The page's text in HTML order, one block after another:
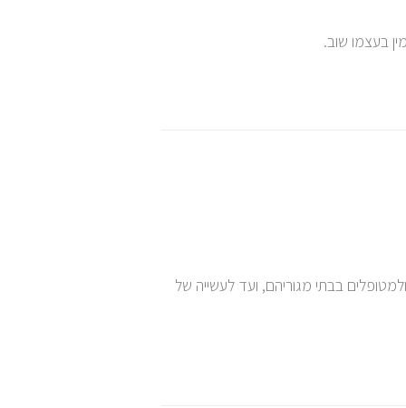
בעצמו שוב.
בבתי מגוריהם, ועד לעשייה של